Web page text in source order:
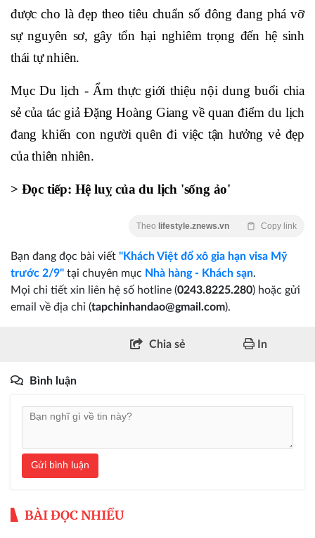
được cho là đẹp theo tiêu chuẩn số đông đang phá vỡ
sự nguyên sơ, gây tổn hại nghiêm trọng đến hệ sinh
thái tự nhiên.
Mục Du lịch - Ẩm thực giới thiệu nội dung buổi chia
sẻ của tác giả Đặng Hoàng Giang về quan điểm du lịch
đang khiến con người quên đi việc tận hưởng vẻ đẹp
của thiên nhiên.
> Đọc tiếp: Hệ luỵ của du lịch 'sống ảo'
Theo lifestyle.znews.vn Copy link
Bạn đang đọc bài viết "Khách Việt đổ xô gia hạn visa Mỹ
trước 2/9" tại chuyên mục Nhà hàng - Khách sạn.
Mọi chi tiết xin liên hệ số hotline (0243.8225.280) hoặc gửi
email về địa chỉ (tapchinhandao@gmail.com).
Chia sẻ In
Bình luận
Gửi bình luận
BÀI ĐỌC NHIỀU